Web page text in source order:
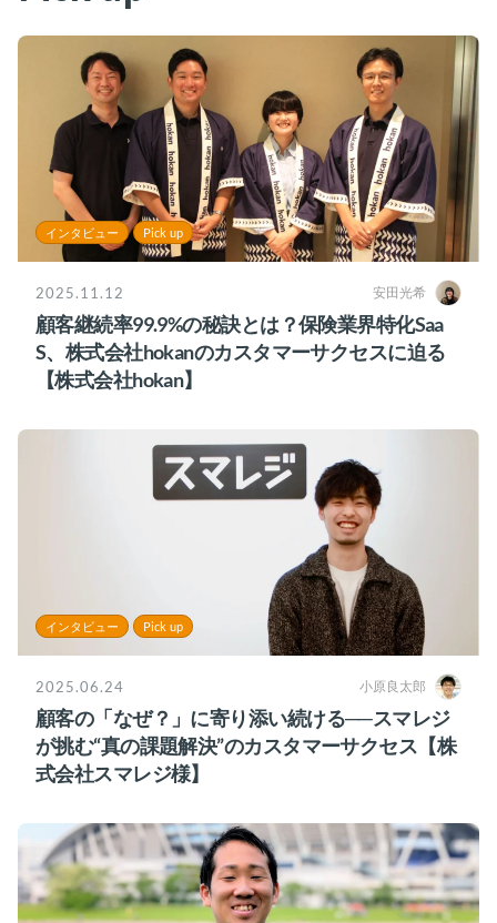
インタビュー Pick up
2025.11.12 安田光希
顧客継続率99.9%の秘訣とは？保険業界特化Saa
S、株式会社hokanのカスタマーサクセスに迫る
【株式会社hokan】
インタビュー Pick up
2025.06.24 小原良太郎
顧客の「なぜ？」に寄り添い続ける──スマレジ
が挑む“真の課題解決”のカスタマーサクセス【株
式会社スマレジ様】